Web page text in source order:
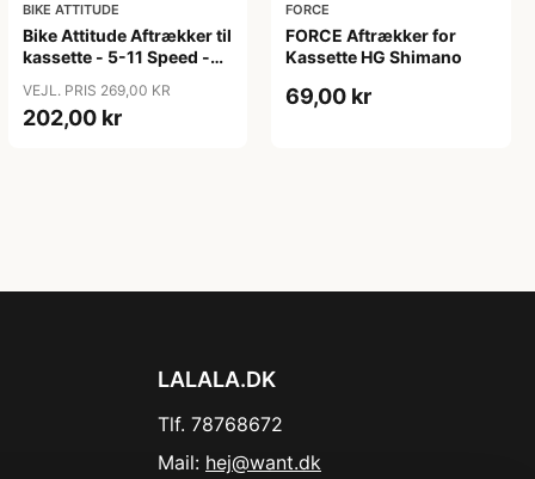
BIKE ATTITUDE
Bike Attitude Aftrækker til
kassette - 5-11 Speed -
VEJL. PRIS 269,00 KR
202,00 kr
FORCE
FORCE Aftrækker for
Kassette HG Shimano
69,00 kr
LALALA.DK
Tlf. 78768672
Mail: hej@want.dk